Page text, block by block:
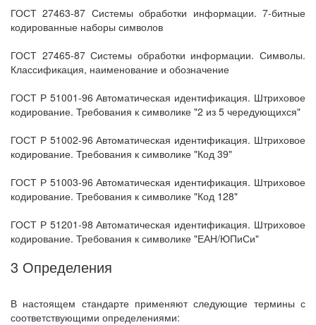
ГОСТ 27463-87 Системы обработки информации. 7-битные
кодированные наборы символов
ГОСТ 27465-87 Системы обработки информации. Символы.
Классификация, наименование и обозначение
ГОСТ Р 51001-96 Автоматическая идентификация. Штриховое
кодирование. Требования к символике "2 из 5 чередующихся"
ГОСТ Р 51002-96 Автоматическая идентификация. Штриховое
кодирование. Требования к символике "Код 39"
ГОСТ Р 51003-96 Автоматическая идентификация. Штриховое
кодирование. Требования к символике "Код 128"
ГОСТ Р 51201-98 Автоматическая идентификация. Штриховое
кодирование. Требования к символике "ЕАН/ЮПиСи"
3 Определения
В настоящем стандарте применяют следующие термины с
соответствующими определениями: